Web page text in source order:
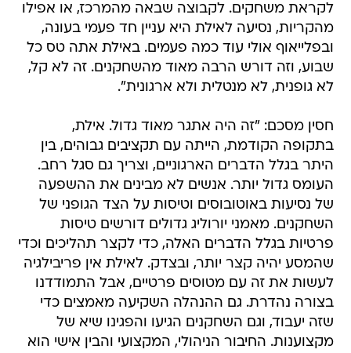
לקראת משחקים. לקבוצה שבאה מהמרכז, או אפילו
מהקריות, נסיעה לאילת היא עניין חד פעמי בעונה,
ובפלייאוף אולי עוד כמה פעמים. באילת אתה טס כל
שבוע, וזה דורש הרבה מאוד מהשחקנים. זה לא קל,
לא גופנית, לא מנטלית ולא ארגונית".
חסין מסכם: "זה היה אתגר מאוד גדול. אילת,
בתקופה הקודמת, הייתה עם תקציבים גבוהים, בין
היתר בגלל הדברים הארגוניים, וצריך גם סגל רחב.
העומס גדול יותר. אנשים לא מבינים את ההשפעה
של נסיעות באוטובוסים וטיסות על הצד הגופני של
השחקנים. מאמני יורוליג גדולים דורשים טיסות
פרטיות בגלל הדברים האלה, כדי לקצר תהליכים וכדי
שהמסע יהיה קצר יותר, ובצדק. לאילת אין פריבילגיה
לעשות את זה עם מטוסים פרטיים, אבל התמודדנו
בצורה נהדרת. גם ההנהלה השקיעה מאמצים כדי
שזה יעבוד, וגם השחקנים הגיעו והפגינו שיא של
מקצוענות. החיבור הניהולי, המקצועי והבין אישי הוא